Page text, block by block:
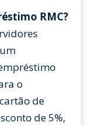
RMC?
o
de
de 5%,